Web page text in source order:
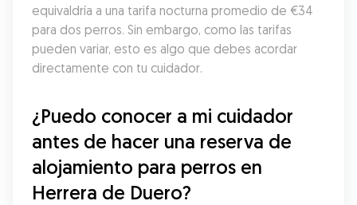
equivaldría a una tarifa nocturna promedio de €34
para dos perros. Sin embargo, como las tarifas
pueden variar, esto es algo que debes acordar
directamente con tu cuidador.
¿Puedo conocer a mi cuidador
antes de hacer una reserva de
alojamiento para perros en
Herrera de Duero?